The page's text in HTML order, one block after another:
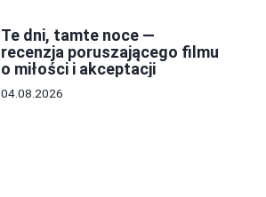
Te dni, tamte noce —
recenzja poruszającego filmu
o miłości i akceptacji
04.08.2026